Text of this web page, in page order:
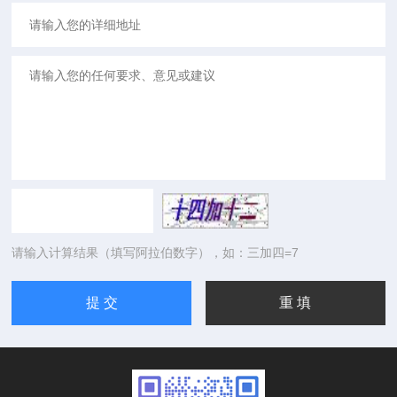
请输入计算结果（填写阿拉伯数字），如：三加四=7